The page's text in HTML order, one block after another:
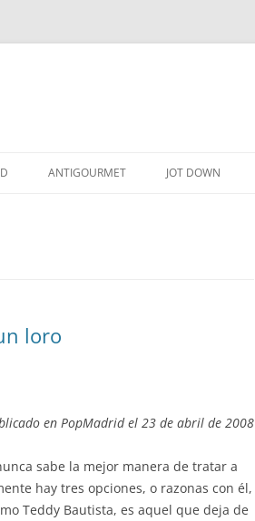
al
contenido
ANTIGOURMET JOT DOWN
loro
en PopMadrid el 23 de abril de 2008
sabe la mejor manera de tratar a
hay tres opciones, o razonas con él,
Teddy Bautista, es aquel que deja de